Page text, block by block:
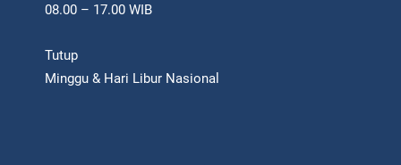
08.00 – 17.00 WIB
Tutup
Minggu & Hari Libur Nasional